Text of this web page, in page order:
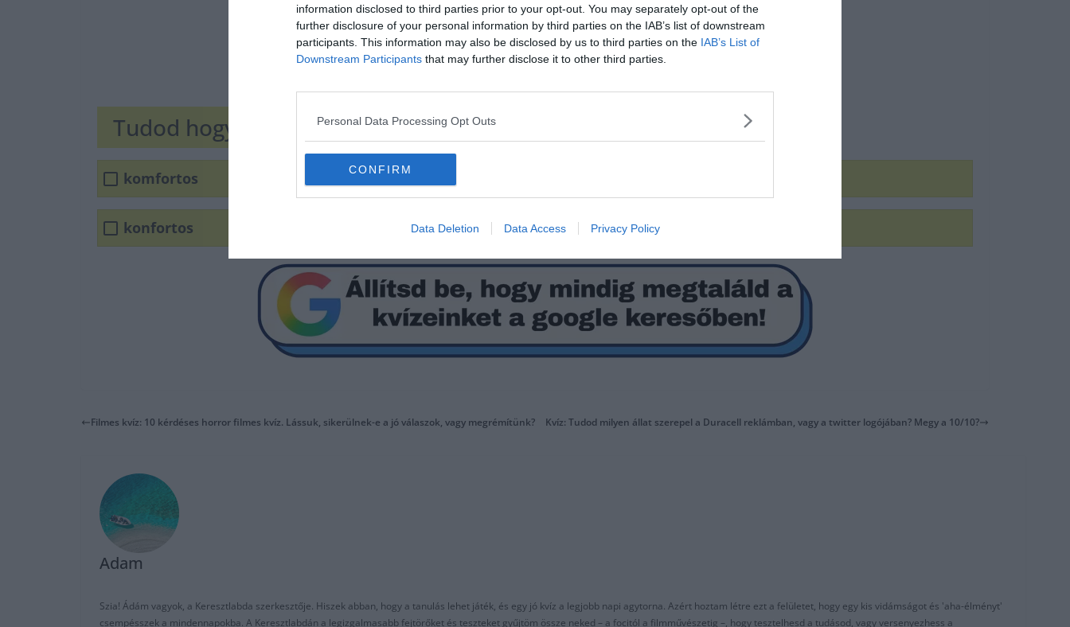
information disclosed to third parties prior to your opt-out. You may separately opt-out of the
further disclosure of your personal information by third parties on the IAB’s list of downstream
participants. This information may also be disclosed by us to third parties on the IAB’s List of
Downstream Participants that may further disclose it to other third parties.
Personal Data Processing Opt Outs
CONFIRM
Data Deletion Data Access Privacy Policy
Tudod hogyan írjuk helyesen?
komfortos
konfortos
Filmes kvíz: 10 kérdéses horror filmes kvíz. Lássuk, sikerülnek-e a jó válaszok, vagy megrémítünk? Kvíz: Tudod milyen állat szerepel a Duracell reklámban, vagy a twitter logójában? Megy a 10/10?
Adam
Szia! Ádám vagyok, a Keresztlabda szerkesztője. Hiszek abban, hogy a tanulás lehet játék, és egy jó kvíz a legjobb napi agytorna. Azért hoztam létre ezt a felületet, hogy egy kis vidámságot és 'aha-élményt'
csempésszek a mindennapokba. A Keresztlabdán a legizgalmasabb fejtörőket és teszteket gyűjtöm össze neked – a focitól a filmművészetig –, hogy tesztelhesd a tudásod, vagy versenyezhess a